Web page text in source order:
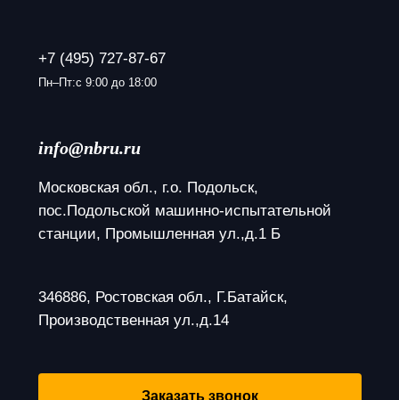
+7 (495) 727-87-67
Пн–Пт:с 9:00 до 18:00
info@nbru.ru
Московская обл., г.о. Подольск,
пос.Подольской машинно-испытательной
станции, Промышленная ул.,д.1 Б
346886, Ростовская обл., Г.Батайск,
Производственная ул.,д.14
Заказать звонок